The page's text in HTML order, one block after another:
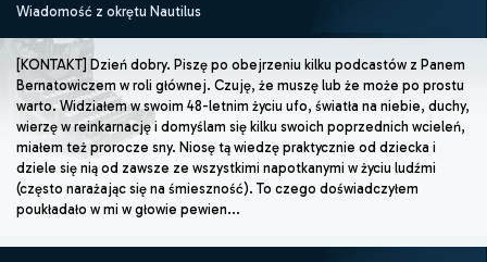
Wiadomość z okrętu Nautilus
[KONTAKT] Dzień dobry. Piszę po obejrzeniu kilku podcastów z Panem
Bernatowiczem w roli głównej. Czuję, że muszę lub że może po prostu
warto. Widziałem w swoim 48-letnim życiu ufo, światła na niebie, duchy,
wierzę w reinkarnację i domyślam się kilku swoich poprzednich wcieleń,
miałem też prorocze sny. Niosę tą wiedzę praktycznie od dziecka i
dziele się nią od zawsze ze wszystkimi napotkanymi w życiu ludźmi
(często narażając się na śmieszność). To czego doświadczyłem
poukładało w mi w głowie pewien...